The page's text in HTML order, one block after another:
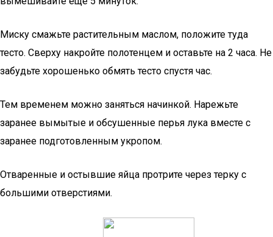
Миску смажьте растительным маслом, положите туда
тесто. Сверху накройте полотенцем и оставьте на 2 часа. Не
забудьте хорошенько обмять тесто спустя час.
Тем временем можно заняться начинкой. Нарежьте
заранее вымытые и обсушенные перья лука вместе с
заранее подготовленным укропом.
Отваренные и остывшие яйца протрите через терку с
большими отверстиями.